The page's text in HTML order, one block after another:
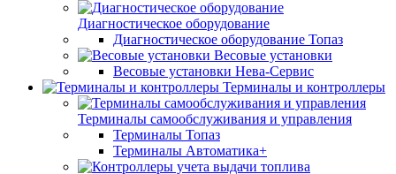
Диагностическое оборудование
Диагностическое оборудование Топаз
Весовые установки
Весовые установки Нева-Сервис
Терминалы и контроллеры
Терминалы самообслуживания и управления
Терминалы Топаз
Терминалы Автоматика+